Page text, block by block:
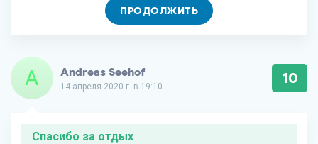
ПРОДОЛЖИТЬ
A Andreas Seehof
14 апреля 2020 г. в 19:10 10
Спасибо за отдых